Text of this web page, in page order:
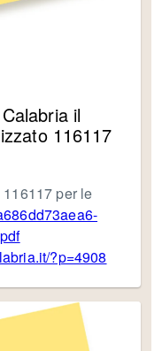
il
116117
per le
?p=4908